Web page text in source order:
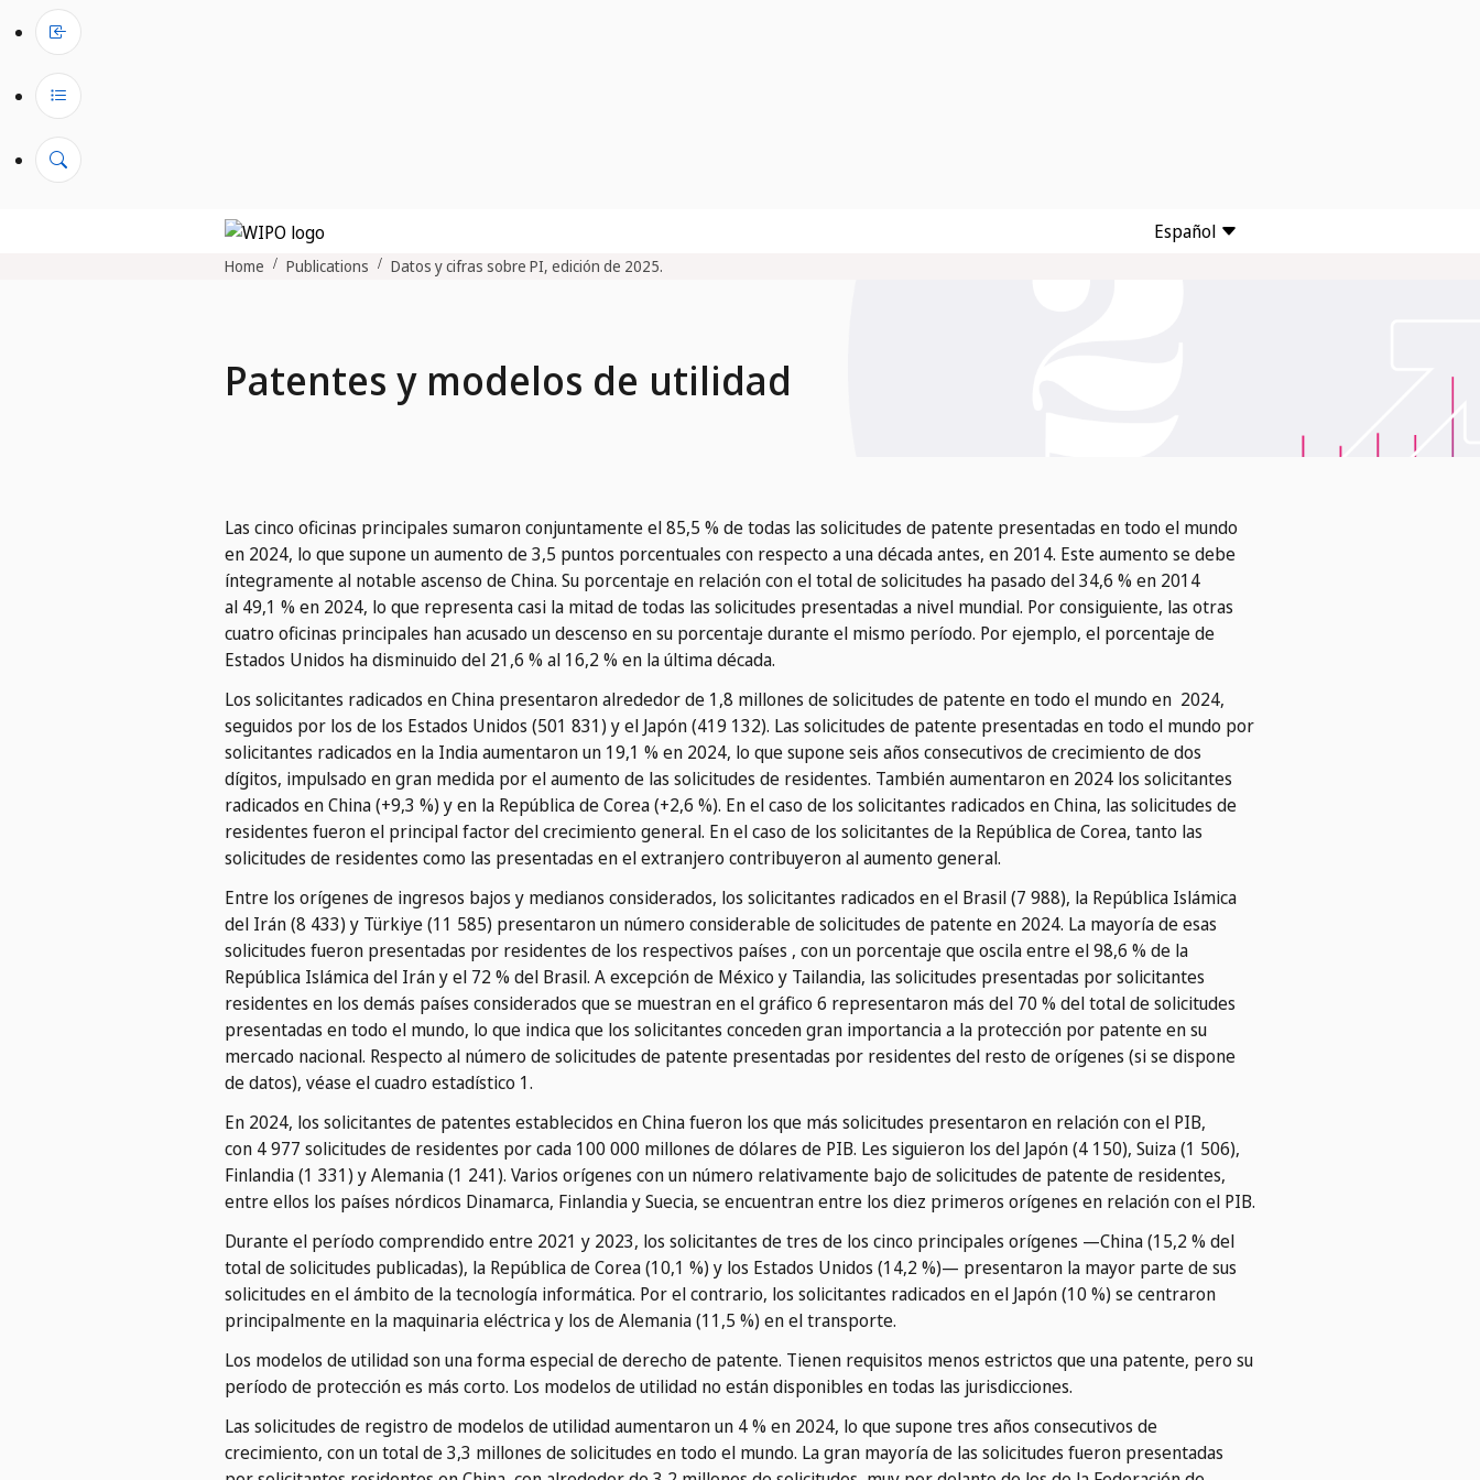
Español
Home Publications Datos y cifras sobre PI, edición de 2025.
Patentes y modelos de utilidad
Las cinco oficinas principales sumaron conjuntamente el 85,5 % de todas las solicitudes de patente presentadas en todo el mundo
en 2024, lo que supone un aumento de 3,5 puntos porcentuales con respecto a una década antes, en 2014. Este aumento se debe
íntegramente al notable ascenso de China. Su porcentaje en relación con el total de solicitudes ha pasado del 34,6 % en 2014
al 49,1 % en 2024, lo que representa casi la mitad de todas las solicitudes presentadas a nivel mundial. Por consiguiente, las otras
cuatro oficinas principales han acusado un descenso en su porcentaje durante el mismo período. Por ejemplo, el porcentaje de
Estados Unidos ha disminuido del 21,6 % al 16,2 % en la última década.
Los solicitantes radicados en China presentaron alrededor de 1,8 millones de solicitudes de patente en todo el mundo en 2024,
seguidos por los de los Estados Unidos (501 831) y el Japón (419 132). Las solicitudes de patente presentadas en todo el mundo por
solicitantes radicados en la India aumentaron un 19,1 % en 2024, lo que supone seis años consecutivos de crecimiento de dos
dígitos, impulsado en gran medida por el aumento de las solicitudes de residentes. También aumentaron en 2024 los solicitantes
radicados en China (+9,3 %) y en la República de Corea (+2,6 %). En el caso de los solicitantes radicados en China, las solicitudes de
residentes fueron el principal factor del crecimiento general. En el caso de los solicitantes de la República de Corea, tanto las
solicitudes de residentes como las presentadas en el extranjero contribuyeron al aumento general.
Entre los orígenes de ingresos bajos y medianos considerados, los solicitantes radicados en el Brasil (7 988), la República Islámica
del Irán (8 433) y Türkiye (11 585) presentaron un número considerable de solicitudes de patente en 2024. La mayoría de esas
solicitudes fueron presentadas por residentes de los respectivos países , con un porcentaje que oscila entre el 98,6 % de la
República Islámica del Irán y el 72 % del Brasil. A excepción de México y Tailandia, las solicitudes presentadas por solicitantes
residentes en los demás países considerados que se muestran en el gráfico 6 representaron más del 70 % del total de solicitudes
presentadas en todo el mundo, lo que indica que los solicitantes conceden gran importancia a la protección por patente en su
mercado nacional. Respecto al número de solicitudes de patente presentadas por residentes del resto de orígenes (si se dispone
de datos), véase el cuadro estadístico 1.
En 2024, los solicitantes de patentes establecidos en China fueron los que más solicitudes presentaron en relación con el PIB,
con 4 977 solicitudes de residentes por cada 100 000 millones de dólares de PIB. Les siguieron los del Japón (4 150), Suiza (1 506),
Finlandia (1 331) y Alemania (1 241). Varios orígenes con un número relativamente bajo de solicitudes de patente de residentes,
entre ellos los países nórdicos Dinamarca, Finlandia y Suecia, se encuentran entre los diez primeros orígenes en relación con el PIB.
Durante el período comprendido entre 2021 y 2023, los solicitantes de tres de los cinco principales orígenes —China (15,2 % del
total de solicitudes publicadas), la República de Corea (10,1 %) y los Estados Unidos (14,2 %)— presentaron la mayor parte de sus
solicitudes en el ámbito de la tecnología informática. Por el contrario, los solicitantes radicados en el Japón (10 %) se centraron
principalmente en la maquinaria eléctrica y los de Alemania (11,5 %) en el transporte.
Los modelos de utilidad son una forma especial de derecho de patente. Tienen requisitos menos estrictos que una patente, pero su
período de protección es más corto. Los modelos de utilidad no están disponibles en todas las jurisdicciones.
Las solicitudes de registro de modelos de utilidad aumentaron un 4 % en 2024, lo que supone tres años consecutivos de
crecimiento, con un total de 3,3 millones de solicitudes en todo el mundo. La gran mayoría de las solicitudes fueron presentadas